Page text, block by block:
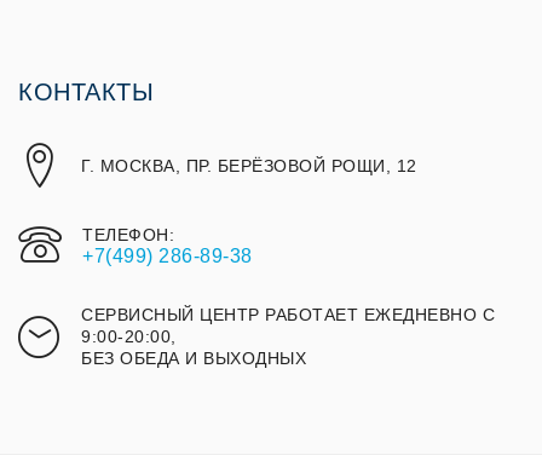
КОНТАКТЫ
Г. МОСКВА, ПР. БЕРЁЗОВОЙ РОЩИ, 12
ТЕЛЕФОН:
+7(499) 286-89-38
СЕРВИСНЫЙ ЦЕНТР РАБОТАЕТ ЕЖЕДНЕВНО С
9:00-20:00,
БЕЗ ОБЕДА И ВЫХОДНЫХ